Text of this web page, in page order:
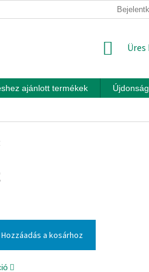
ÜZLETI FELTÉTELEK
ajánlott termékek
Hozzáadás a kosárhoz